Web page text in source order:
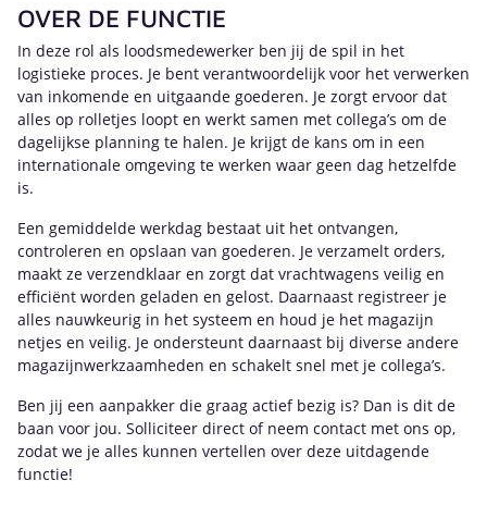
OVER DE FUNCTIE
In deze rol als loodsmedewerker ben jij de spil in het
logistieke proces. Je bent verantwoordelijk voor het verwerken
van inkomende en uitgaande goederen. Je zorgt ervoor dat
alles op rolletjes loopt en werkt samen met collega’s om de
dagelijkse planning te halen. Je krijgt de kans om in een
internationale omgeving te werken waar geen dag hetzelfde
is.
Een gemiddelde werkdag bestaat uit het ontvangen,
controleren en opslaan van goederen. Je verzamelt orders,
maakt ze verzendklaar en zorgt dat vrachtwagens veilig en
efficiënt worden geladen en gelost. Daarnaast registreer je
alles nauwkeurig in het systeem en houd je het magazijn
netjes en veilig. Je ondersteunt daarnaast bij diverse andere
magazijnwerkzaamheden en schakelt snel met je collega’s.
Ben jij een aanpakker die graag actief bezig is? Dan is dit de
baan voor jou. Solliciteer direct of neem contact met ons op,
zodat we je alles kunnen vertellen over deze uitdagende
functie!